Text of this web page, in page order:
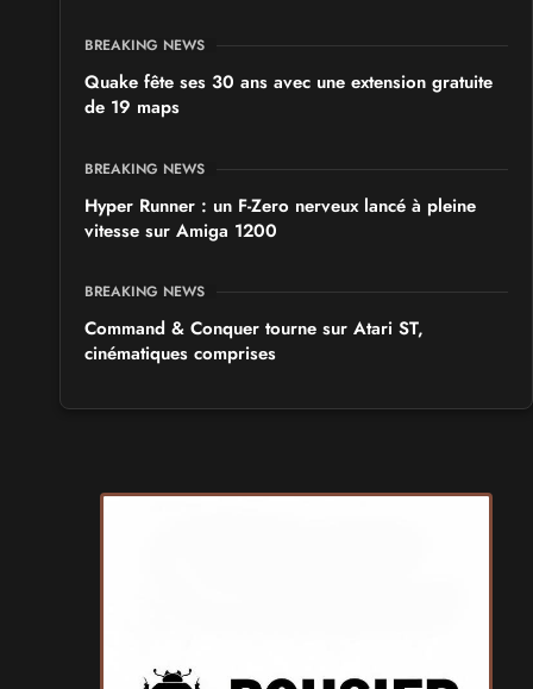
BREAKING NEWS
Quake fête ses 30 ans avec une extension gratuite
de 19 maps
BREAKING NEWS
Hyper Runner : un F-Zero nerveux lancé à pleine
vitesse sur Amiga 1200
BREAKING NEWS
Command & Conquer tourne sur Atari ST,
cinématiques comprises